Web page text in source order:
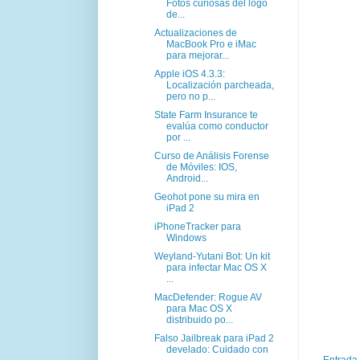
Fotos curiosas del logo
de...
Actualizaciones de
MacBook Pro e iMac
para mejorar...
Apple iOS 4.3.3:
Localización parcheada,
pero no p...
State Farm Insurance te
evalúa como conductor
por ...
Curso de Análisis Forense
de Móviles: IOS,
Android...
Geohot pone su mira en
iPad 2
iPhoneTracker para
Windows
Weyland-Yutani Bot: Un kit
para infectar Mac OS X
MacDefender: Rogue AV
para Mac OS X
distribuido po...
Falso Jailbreak para iPad 2
develado: Cuidado con